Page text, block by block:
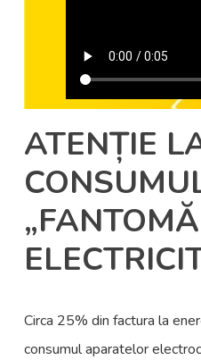
ATENȚIE
Circa 25% din factura la
consumul aparatelor